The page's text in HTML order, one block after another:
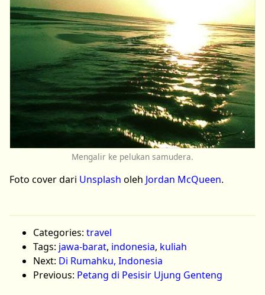
Mengalir ke pelukan samudera.
Foto cover dari Unsplash oleh Jordan McQueen.
Categories: travel
Tags: jawa-barat, indonesia, kuliah
Next: Di Rumahku, Indonesia
Previous: Petang di Pesisir Ujung Genteng